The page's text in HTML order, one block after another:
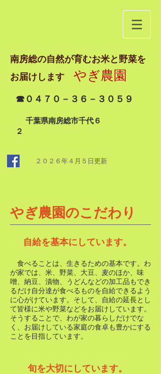
南房総の自然が育むお米と野菜を
お届けします やぎ農園
☎０４７０－３６－３０５９
千葉県南房総市千代６
２
２０２６年４月５日 更新
​やぎ農園のこだわり
​自給を基本にしています。
食べることは、生きるための基本です。わ
が家では、米、野菜、大豆、麦のほか、味
噌、納豆、漬物、うどんなどの加工品もでき
るだけ自分達が食べるものを自給できるよう
に心がけています。そして、自給の延長とし
て皆様に米や野菜などをお届けしています。
そうすることで、わが家の暮らしだけでな
く、お届けしている家庭の食卓も豊かにする
ことを目指しています。
​旬を大切にしています。​